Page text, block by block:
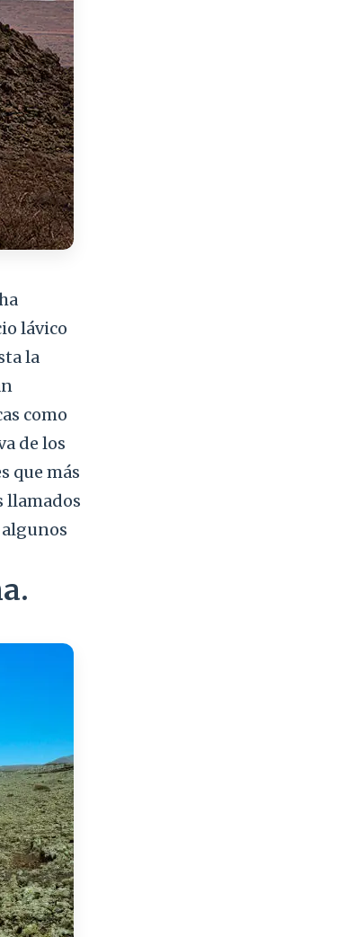
lávico
la
como
de los
que más
llamados
algunos